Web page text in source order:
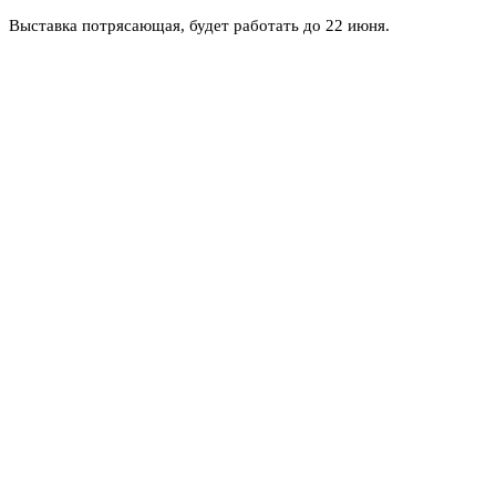
Выставка потрясающая, будет работать до 22 июня.